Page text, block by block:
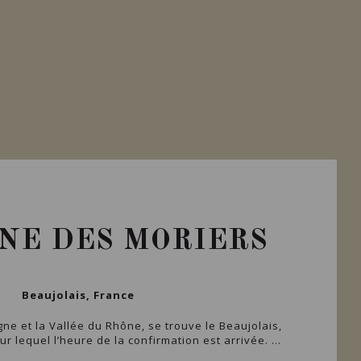
DES MORIERS
Beaujolais, France
et la Vallée du Rhône, se trouve le Beaujolais,
lequel l’heure de la confirmation est arrivée. ...